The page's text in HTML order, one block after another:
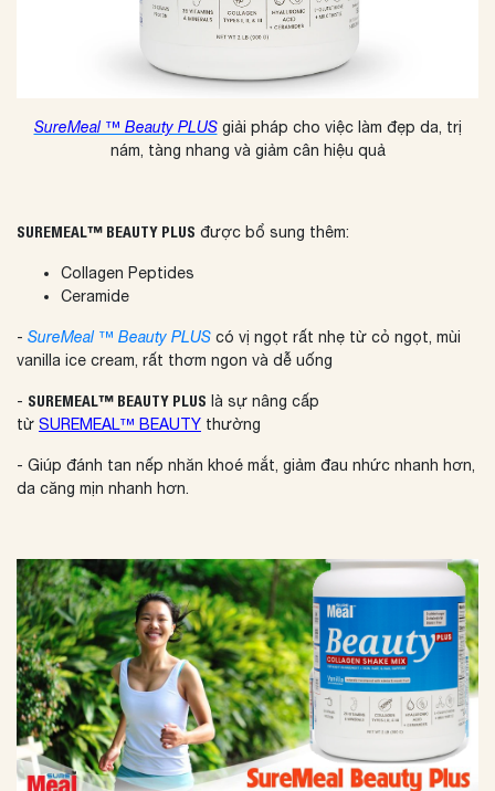
SureMeal ™ Beauty PLUSgiải pháp cho việc làm đẹp da, trị
nám, tàng nhang và giảm cân hiệu quả
SUREMEAL™ BEAUTY PLUS được bổ sung thêm:
Collagen Peptides
Ceramide
- SureMeal ™ Beauty PLUS có vị ngọt rất nhẹ từ cỏ ngọt, mùi
vanilla ice cream, rất thơm ngon và dễ uống
- SUREMEAL™ BEAUTY PLUS là sự nâng cấp
từ SUREMEAL™ BEAUTY thường
- Giúp đánh tan nếp nhăn khoé mắt, giảm đau nhức nhanh hơn,
da căng mịn nhanh hơn.